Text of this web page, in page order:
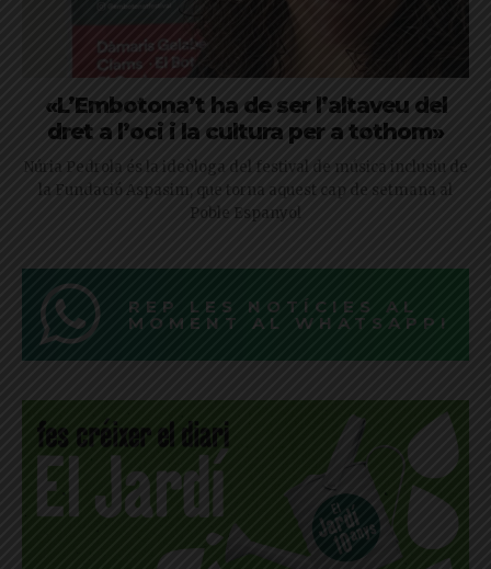
«L’Embotona’t ha de ser l’altaveu del
dret a l’oci i la cultura per a tothom»
Núria Pedrola és la ideòloga del festival de música inclusiu de
la Fundació Aspasim, que torna aquest cap de setmana al
Poble Espanyol
REP LES NOTÍCIES AL
MOMENT AL WHATSAPP!